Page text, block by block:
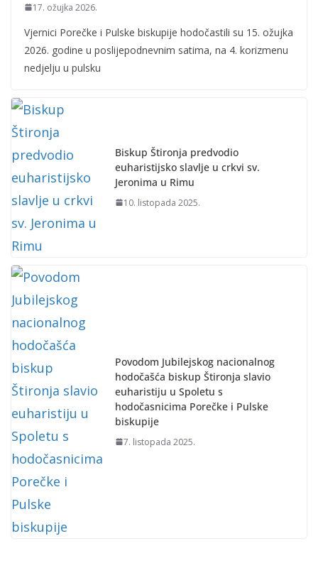
17. ožujka 2026.
Vjernici Porečke i Pulske biskupije hodočastili su 15. ožujka
2026. godine u poslijepodnevnim satima, na 4. korizmenu
nedjelju u pulsku
Biskup Štironja predvodio
euharistijsko slavlje u crkvi sv.
Jeronima u Rimu
10. listopada 2025.
Povodom Jubilejskog nacionalnog
hodočašća biskup Štironja slavio
euharistiju u Spoletu s
hodočasnicima Porečke i Pulske
biskupije
7. listopada 2025.